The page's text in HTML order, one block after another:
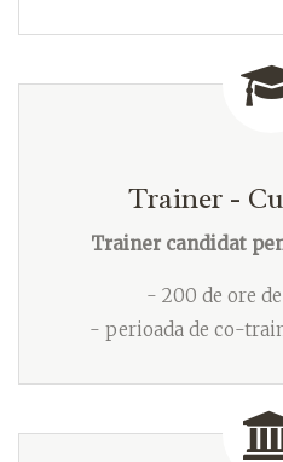
Trainer -
Trainer candidat
- 200 de ore
- perioada de co-